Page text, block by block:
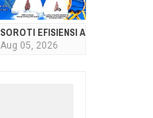
SOROTI EFISIENSI APBD, DPRD
Aug 05, 2026